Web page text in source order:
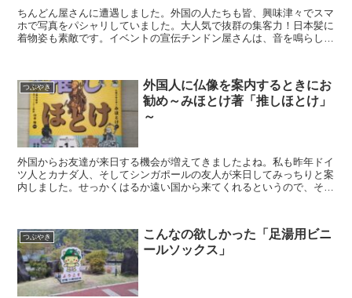
ちんどん屋さんに遭遇しました。外国の人たちも皆、興味津々でスマ
ホで写真をパシャリしていました。大人気で抜群の集客力！日本髪に
着物姿も素敵です。イベントの宣伝チンドン屋さんは、音を鳴らしな
つぶやき
外国人に仏像を案内するときにお
勧め～みほとけ著「推しほとけ」
～
外国からお友達が来日する機会が増えてきましたよね。私も昨年ドイ
ツ人とカナダ人、そしてシンガポールの友人が来日してみっちりと案
内しました。せっかくはるか遠い国から来てくれるというので、それ
つぶやき
こんなの欲しかった「足湯用ビニ
ールソックス」